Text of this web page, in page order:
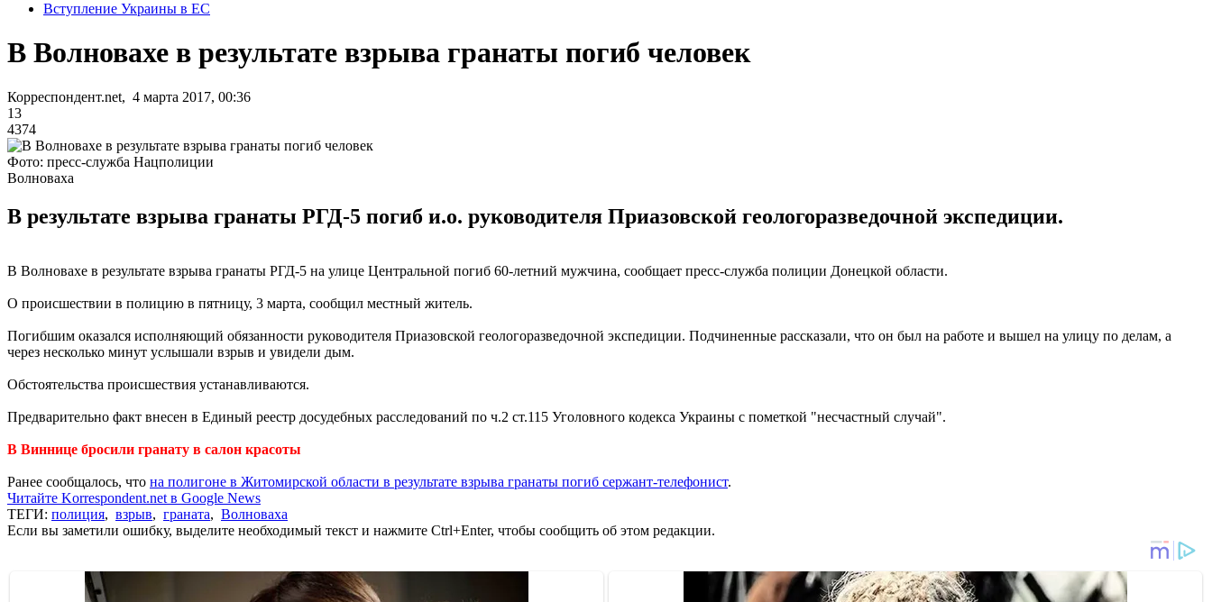
Вступление Украины в ЕС
В Волновахе в результате взрыва гранаты погиб человек
Корреспондент.net, 4 марта 2017, 00:36
13
4374
Фото: пресс-служба Нацполиции
Волноваха
В результате взрыва гранаты РГД-5 погиб и.о. руководителя Приазовской геологоразведочной экспедиции.
В Волновахе в результате взрыва гранаты РГД-5 на улице Центральной погиб 60-летний мужчина, сообщает пресс-служба полиции Донецкой области.
О происшествии в полицию в пятницу, 3 марта, сообщил местный житель.
Погибшим оказался исполняющий обязанности руководителя Приазовской геологоразведочной экспедиции. Подчиненные рассказали, что он был на работе и вышел на улицу по делам, а
через несколько минут услышали взрыв и увидели дым.
Обстоятельства происшествия устанавливаются.
Предварительно факт внесен в Единый реестр досудебных расследований по ч.2 ст.115 Уголовного кодекса Украины с пометкой "несчастный случай".
В Виннице бросили гранату в салон красоты
Ранее сообщалось, что на полигоне в Житомирской области в результате взрыва гранаты погиб сержант-телефонист.
Читайте Korrespondent.net в Google News
ТЕГИ: полиция, взрыв, граната, Волноваха
Если вы заметили ошибку, выделите необходимый текст и нажмите Ctrl+Enter, чтобы сообщить об этом редакции.